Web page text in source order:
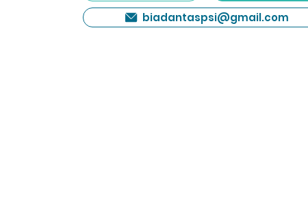
biadantaspsi@gmail.com